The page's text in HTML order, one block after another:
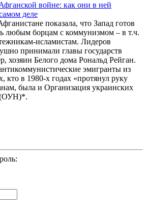
войне: как они в ней
деле
показала, что Запад готов
любым борцам с коммунизмом – в т.ч.
исламистам. Лидеров
принимали главы государств
Белого дома Рональд Рейган.
эмигранты из
кто в 1980-х годах «протянул руку
была и Организация украинских
(ОУН)*.